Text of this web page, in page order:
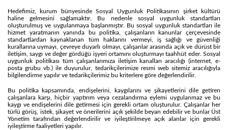
Hedefimiz, kurum bünyesinde Sosyal Uygunluk Politikasının şirket kültürü
haline gelmesini sağlamaktır. Bu nedenle sosyal uygunluk standartları
oluşturulmuş ve uygulanmaya başlanmıştır. Bu sosyal uygunluk standartları ile
hizmet yaratmanın yanında bu politika, çalışanların kanunlar çerçevesinde
standartlardan kaynaklanan tüm haklarını vermeyi, iş sağlığı ve güvenliği
kurallarına uymayı, çevreye duyarlı olmayı, çalışanlar arasında açık ve dürüst bir
iletişim, saygı ve değer gördüğü işyeri ortamını oluşturmayı taahhüt eder. Sosyal
uygunluk politikası tüm çalışanlarımıza iletişim kanalları aracılığı (internet, e-
posta grubu vb.) ile duyurulur, tedarikçilerimize resmi web sitemiz aracılığıyla
bilgilendirme yapılır ve tedarikçilerimiz bu kriterlere göre değerlendirilir.
Bu politika kapsamında, endişelerini, kaygılarını ve şikayetlerini dile getiren
çalışanlara karşı, hiçbir yaptırım veya cezalandırma eylemi uygulanmaz ve bu
kaygı ve endişelerini dile getirmesi için gerekli ortam oluşturulur. Çalışanlar her
türlü görüş, istek, şikayet ve önerilerini açık şekilde beyan edebilir ve bunlar Üst
Yönetim tarafından değerlendirilir ve iyileştirilmeye açık alanlar için gerekli
iyileştirme faaliyetleri yapılır.